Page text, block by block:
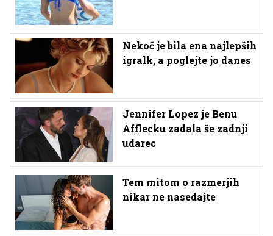
Nekoč je bila ena najlepših
igralk, a poglejte jo danes
Jennifer Lopez je Benu
Afflecku zadala še zadnji
udarec
Tem mitom o razmerjih
nikar ne nasedajte